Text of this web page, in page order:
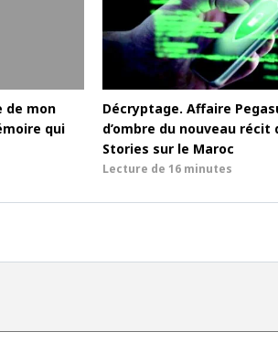
de mon
qui
Décryptage. Affaire
d’ombre du nouveau récit
Stories sur le Maroc
Lecture de 16 minutes